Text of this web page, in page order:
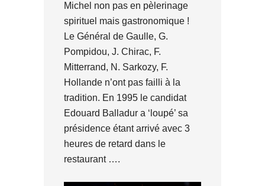
Michel non pas en pèlerinage
spirituel mais gastronomique !
Le Général de Gaulle, G.
Pompidou, J. Chirac, F.
Mitterrand, N. Sarkozy, F.
Hollande n’ont pas failli à la
tradition. En 1995 le candidat
Edouard Balladur a ‘loupé’ sa
présidence étant arrivé avec 3
heures de retard dans le
restaurant ….